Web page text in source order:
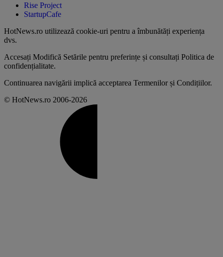
Rise Project
StartupCafe
HotNews.ro utilizează cookie-uri pentru a îmbunătăți experiența
dvs.
Accesați Modifică Setările pentru preferințe și consultați Politica de
confidențialitate.
Continuarea navigării implică acceptarea Termenilor și Condițiilor.
© HotNews.ro 2006-2026